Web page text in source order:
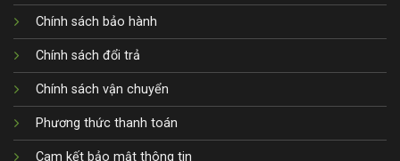
Chính sách bảo hành
Chính sách đổi trả
Chính sách vận chuyển
Phương thức thanh toán
Cam kết bảo mật thông tin